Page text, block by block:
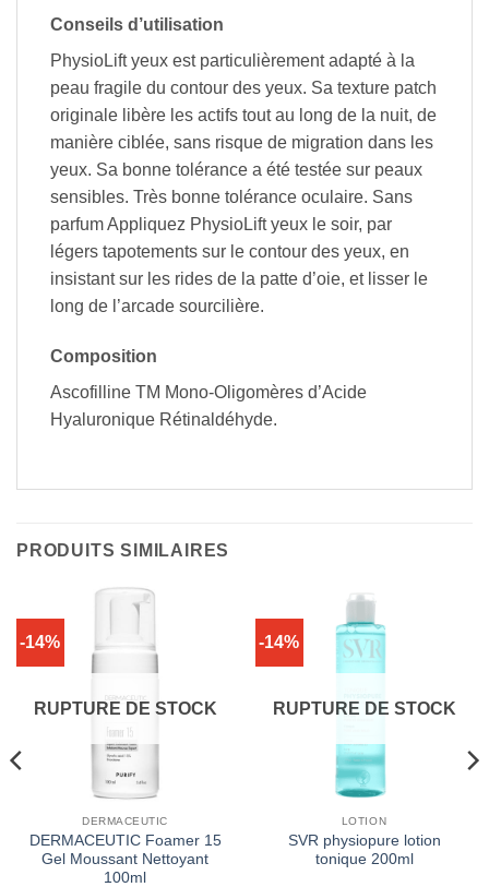
Conseils d’utilisation
PhysioLift yeux est particulièrement adapté à la
peau fragile du contour des yeux. Sa texture patch
originale libère les actifs tout au long de la nuit, de
manière ciblée, sans risque de migration dans les
yeux. Sa bonne tolérance a été testée sur peaux
sensibles. Très bonne tolérance oculaire. Sans
parfum Appliquez PhysioLift yeux le soir, par
légers tapotements sur le contour des yeux, en
insistant sur les rides de la patte d’oie, et lisser le
long de l’arcade sourcilière.
Composition
Ascofilline TM Mono-Oligomères d’Acide
Hyaluronique Rétinaldéhyde.
PRODUITS SIMILAIRES
-14%
RUPTURE DE STOCK
DERMACEUTIC
DERMACEUTIC Foamer 15
Gel Moussant Nettoyant
100ml
-14%
RUPTURE DE STOCK
LOTION
SVR physiopure lotion
tonique 200ml